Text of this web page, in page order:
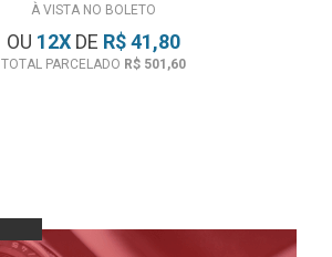
À VISTA NO BOLETO
OU 12XDE R$ 41,80
TOTAL PARCELADO R$ 501,60